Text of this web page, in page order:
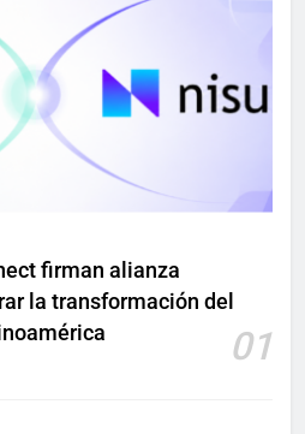
firman alianza
la transformación del
01